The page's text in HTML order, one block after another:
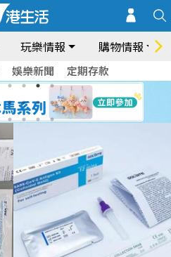
玩樂情報 購物情報
娛樂新聞 定期存款